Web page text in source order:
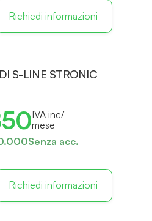
Richiedi informazioni
S-LINE STRONIC
IVA inc/
mese
Senza acc.
Richiedi informazioni